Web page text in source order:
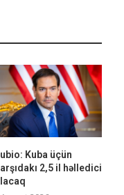
Kuba üçün
2,5 il həlledici